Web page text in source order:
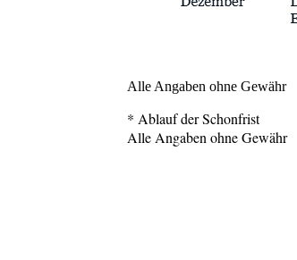
Alle Angaben ohne Gewähr
* Ablauf der Schonfrist
Alle Angaben ohne Gewähr